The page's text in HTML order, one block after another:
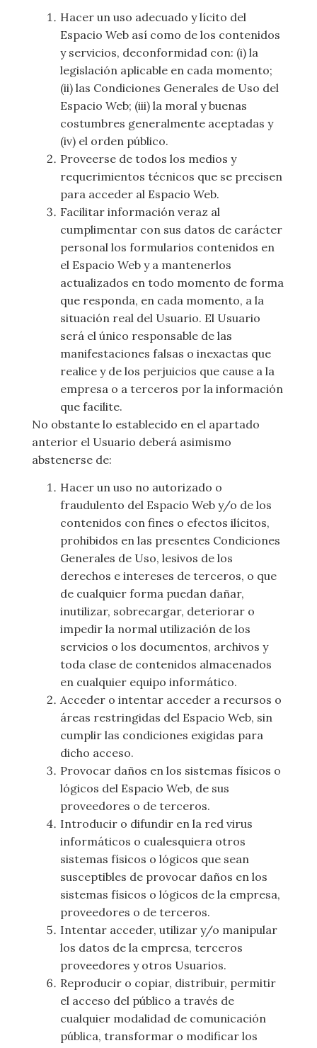
Hacer un uso adecuado y lícito del
Espacio Web así como de los contenidos
y servicios, deconformidad con: (i) la
legislación aplicable en cada momento;
(ii) las Condiciones Generales de Uso del
Espacio Web; (iii) la moral y buenas
costumbres generalmente aceptadas y
(iv) el orden público.
Proveerse de todos los medios y
requerimientos técnicos que se precisen
para acceder al Espacio Web.
Facilitar información veraz al
cumplimentar con sus datos de carácter
personal los formularios contenidos en
el Espacio Web y a mantenerlos
actualizados en todo momento de forma
que responda, en cada momento, a la
situación real del Usuario. El Usuario
será el único responsable de las
manifestaciones falsas o inexactas que
realice y de los perjuicios que cause a la
empresa o a terceros por la información
que facilite.
No obstante lo establecido en el apartado
anterior el Usuario deberá asimismo
abstenerse de:
Hacer un uso no autorizado o
fraudulento del Espacio Web y/o de los
contenidos con fines o efectos ilícitos,
prohibidos en las presentes Condiciones
Generales de Uso, lesivos de los
derechos e intereses de terceros, o que
de cualquier forma puedan dañar,
inutilizar, sobrecargar, deteriorar o
impedir la normal utilización de los
servicios o los documentos, archivos y
toda clase de contenidos almacenados
en cualquier equipo informático.
Acceder o intentar acceder a recursos o
áreas restringidas del Espacio Web, sin
cumplir las condiciones exigidas para
dicho acceso.
Provocar daños en los sistemas físicos o
lógicos del Espacio Web, de sus
proveedores o de terceros.
Introducir o difundir en la red virus
informáticos o cualesquiera otros
sistemas físicos o lógicos que sean
susceptibles de provocar daños en los
sistemas físicos o lógicos de la empresa,
proveedores o de terceros.
Intentar acceder, utilizar y/o manipular
los datos de la empresa, terceros
proveedores y otros Usuarios.
Reproducir o copiar, distribuir, permitir
el acceso del público a través de
cualquier modalidad de comunicación
pública, transformar o modificar los